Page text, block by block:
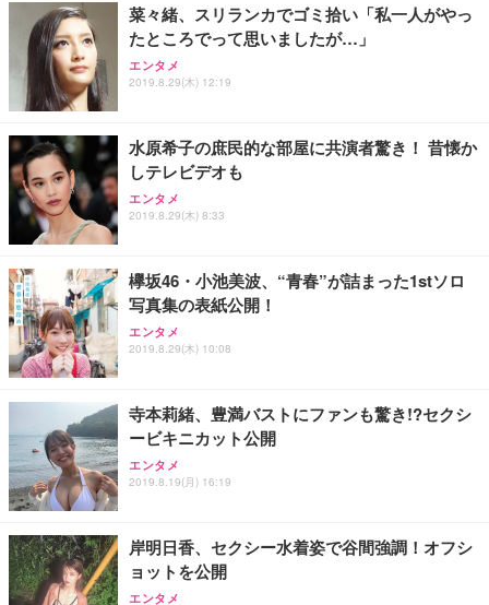
菜々緒、スリランカでゴミ拾い「私一人がやっ
たところでって思いましたが…」
エンタメ
2019.8.29(木) 12:19
水原希子の庶民的な部屋に共演者驚き！ 昔懐か
しテレビデオも
エンタメ
2019.8.29(木) 8:33
欅坂46・小池美波、“青春”が詰まった1stソロ
写真集の表紙公開！
エンタメ
2019.8.29(木) 10:08
寺本莉緒、豊満バストにファンも驚き!?セクシ
ービキニカット公開
エンタメ
2019.8.19(月) 16:19
岸明日香、セクシー水着姿で谷間強調！オフシ
ョットを公開
エンタメ